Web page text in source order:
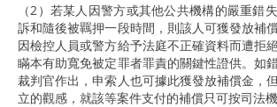
（2）若某人因警方或其他公共機構的嚴重錯
訴和隨後被羈押一段時間，則該人可獲發放補
因檢控人員或警方給予法庭不正確資料而遭拒
瞞本有助寬免被定罪者罪責的關鍵性證供。如
裁判官作出，申索人也可據此獲發放補償金，
立的觀感，就該等案件支付的補償只可按司法